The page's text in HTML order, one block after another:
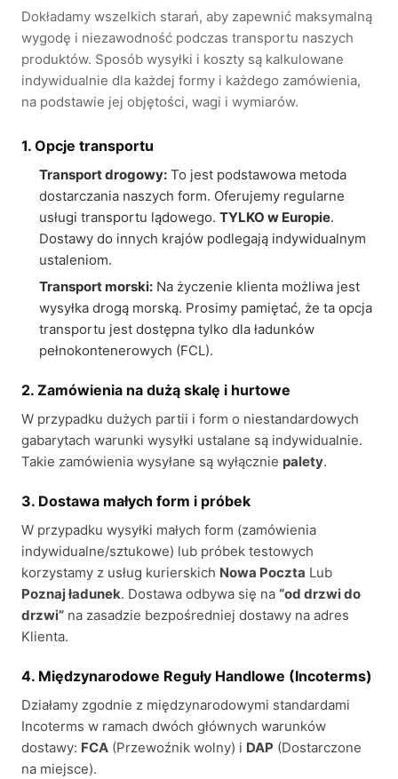
Dokładamy wszelkich starań, aby zapewnić maksymalną
wygodę i niezawodność podczas transportu naszych
produktów. Sposób wysyłki i koszty są kalkulowane
indywidualnie dla każdej formy i każdego zamówienia,
na podstawie jej objętości, wagi i wymiarów.
1. Opcje transportu
Transport drogowy: To jest podstawowa metoda
dostarczania naszych form. Oferujemy regularne
usługi transportu lądowego. TYLKO w Europie.
Dostawy do innych krajów podlegają indywidualnym
ustaleniom.
Transport morski: Na życzenie klienta możliwa jest
wysyłka drogą morską. Prosimy pamiętać, że ta opcja
transportu jest dostępna tylko dla ładunków
pełnokontenerowych (FCL).
2. Zamówienia na dużą skalę i hurtowe
W przypadku dużych partii i form o niestandardowych
gabarytach warunki wysyłki ustalane są indywidualnie.
Takie zamówienia wysyłane są wyłącznie palety.
3. Dostawa małych form i próbek
W przypadku wysyłki małych form (zamówienia
indywidualne/sztukowe) lub próbek testowych
korzystamy z usług kurierskich Nowa Poczta Lub
Poznaj ładunek. Dostawa odbywa się na “od drzwi do
drzwi” na zasadzie bezpośredniej dostawy na adres
Klienta.
4. Międzynarodowe Reguły Handlowe (Incoterms)
Działamy zgodnie z międzynarodowymi standardami
Incoterms w ramach dwóch głównych warunków
dostawy: FCA (Przewoźnik wolny) i DAP (Dostarczone
na miejsce).